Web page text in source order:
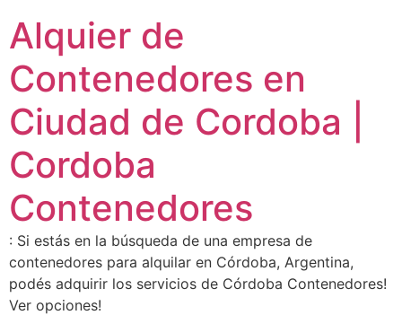
Alquier de
Contenedores en
Ciudad de Cordoba |
Cordoba
Contenedores
: Si estás en la búsqueda de una empresa de
contenedores para alquilar en Córdoba, Argentina,
podés adquirir los servicios de Córdoba Contenedores!
Ver opciones!